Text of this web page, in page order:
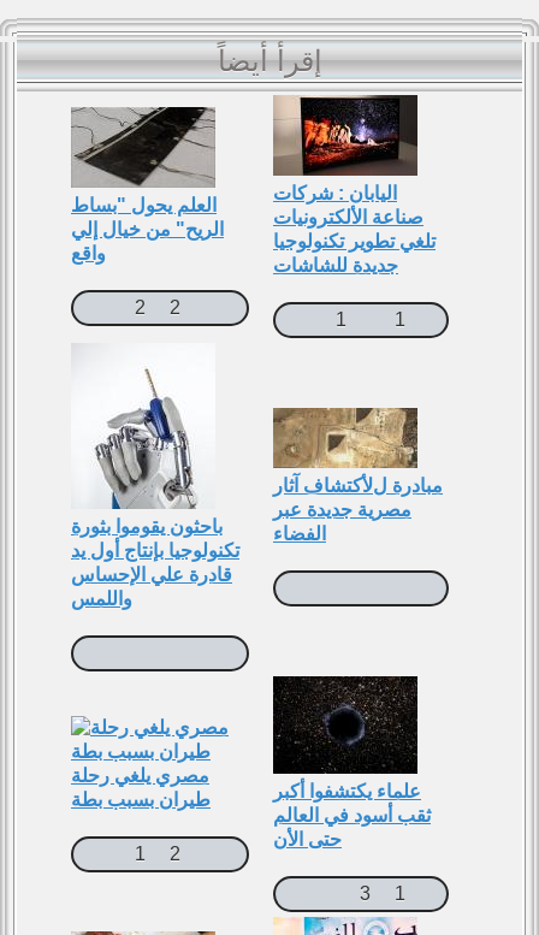
إقرأ أيضاً
العلم يحول "بساط
الريح" من خيال إلي
واقع
2 2
اليابان : شركات
صناعة اﻷلكترونيات
تلغي تطوير تكنولوجيا
جديدة للشاشات
1 1
باحثون يقوموا بثورة
تكنولوجيا بإنتاج أول يد
قادرة علي الإحساس
واللمس
مبادرة لﻷكتشاف آثار
مصرية جديدة عبر
الفضاء
مصري يلغي رحلة
طيران بسبب بطة
1 2
علماء يكتشفوا أكبر
ثقب أسود في العالم
حتى الأن
3 1